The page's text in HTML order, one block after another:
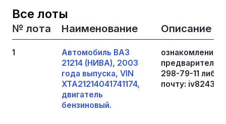
Все лоты
№ лота Наименование Описание
1
Автомобиль ВАЗ
21214 (НИВА), 2003
года выпуска, VIN
XTA21214041741174,
двигатель
бензиновый.
ознакомление
298-79-11 либо
почту: